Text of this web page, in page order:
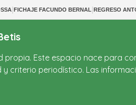
|FICHAJE FACUNDO BERNAL|REGRESO
propia. Este espacio nace para
criterio periodístico. Las